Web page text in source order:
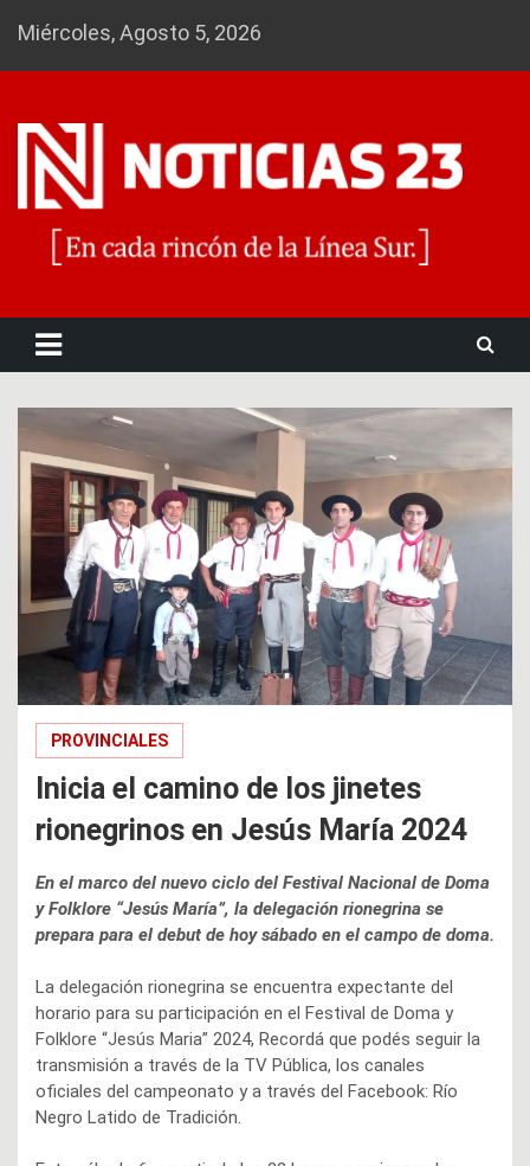
Miércoles, Agosto 5, 2026
PROVINCIALES
Inicia el camino de los jinetes
rionegrinos en Jesús María 2024
En el marco del nuevo ciclo del Festival Nacional de Doma
y Folklore “Jesús María”, la delegación rionegrina se
prepara para el debut de hoy sábado en el campo de doma.
La delegación rionegrina se encuentra expectante del
horario para su participación en el Festival de Doma y
Folklore “Jesús Maria” 2024, Recordá que podés seguir la
transmisión a través de la TV Pública, los canales
oficiales del campeonato y a través del Facebook: Río
Negro Latido de Tradición.